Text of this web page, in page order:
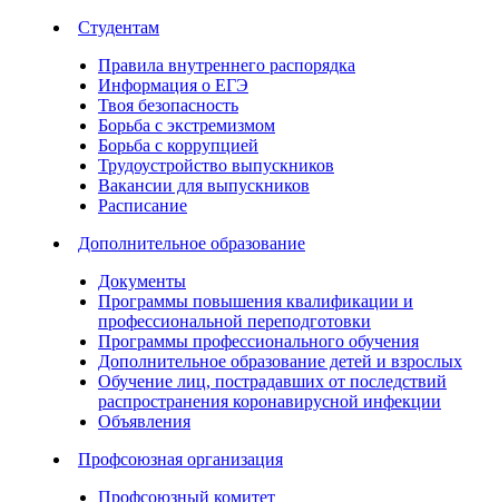
Студентам
Правила внутреннего распорядка
Информация о ЕГЭ
Твоя безопасность
Борьба с экстремизмом
Борьба с коррупцией
Трудоустройство выпускников
Вакансии для выпускников
Расписание
Дополнительное образование
Документы
Программы повышения квалификации и
профессиональной переподготовки
Программы профессионального обучения
Дополнительное образование детей и взрослых
Обучение лиц, пострадавших от последствий
распространения коронавирусной инфекции
Объявления
Профсоюзная организация
Профсоюзный комитет